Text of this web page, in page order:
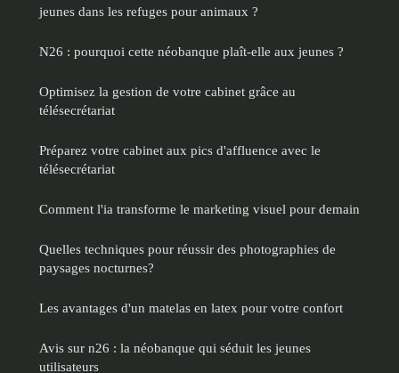
jeunes dans les refuges pour animaux ?
N26 : pourquoi cette néobanque plaît-elle aux jeunes ?
Optimisez la gestion de votre cabinet grâce au
télésecrétariat
Préparez votre cabinet aux pics d'affluence avec le
télésecrétariat
Comment l'ia transforme le marketing visuel pour demain
Quelles techniques pour réussir des photographies de
paysages nocturnes?
Les avantages d'un matelas en latex pour votre confort
Avis sur n26 : la néobanque qui séduit les jeunes
utilisateurs